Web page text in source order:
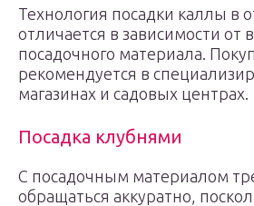
Технология посадки каллы в
отличается в зависимости от
посадочного материала.
рекомендуется в
магазинах и садовых центрах.
Посадка клубнями
С посадочным материалом
обращаться аккуратно,